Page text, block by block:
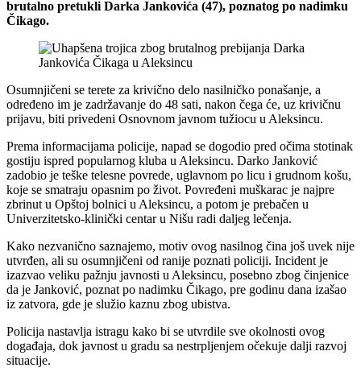
brutalno pretukli Darka Jankovića (47), poznatog po nadimku
Čikago.
Osumnjičeni se terete za krivično delo nasilničko ponašanje, a
određeno im je zadržavanje do 48 sati, nakon čega će, uz krivičnu
prijavu, biti privedeni Osnovnom javnom tužiocu u Aleksincu.
Prema informacijama policije, napad se dogodio pred očima stotinak
gostiju ispred popularnog kluba u Aleksincu. Darko Janković
zadobio je teške telesne povrede, uglavnom po licu i grudnom košu,
koje se smatraju opasnim po život. Povređeni muškarac je najpre
zbrinut u Opštoj bolnici u Aleksincu, a potom je prebačen u
Univerzitetsko-klinički centar u Nišu radi daljeg lečenja.
Kako nezvanično saznajemo, motiv ovog nasilnog čina još uvek nije
utvrđen, ali su osumnjičeni od ranije poznati policiji. Incident je
izazvao veliku pažnju javnosti u Aleksincu, posebno zbog činjenice
da je Janković, poznat po nadimku Čikago, pre godinu dana izašao
iz zatvora, gde je služio kaznu zbog ubistva.
Policija nastavlja istragu kako bi se utvrdile sve okolnosti ovog
događaja, dok javnost u gradu sa nestrpljenjem očekuje dalji razvoj
situacije.